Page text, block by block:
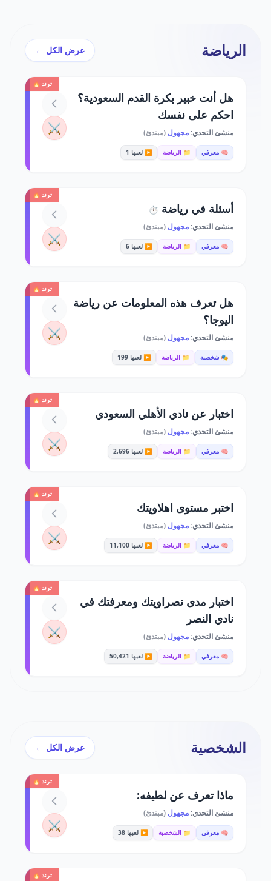
الرياضة عرض الكل ←
ترند 🔥
هل أنت خبير بكرة القدم السعودية؟
احكم على نفسك
منشئ التحدي:مجهول (مبتدئ)
🧠 معرفي 📁 الرياضة ▶️ لعبها 1
⚔️
ترند 🔥
أسئلة في رياضة ⏱️
منشئ التحدي:مجهول (مبتدئ)
🧠 معرفي 📁 الرياضة ▶️ لعبها 6 ⚔️
ترند 🔥
هل تعرف هذه المعلومات عن رياضة
اليوجا؟
منشئ التحدي:مجهول (مبتدئ)
🎭 شخصية 📁 الرياضة ▶️ لعبها 199
⚔️
ترند 🔥
اختبار عن نادي الأهلي السعودي
منشئ التحدي:مجهول (مبتدئ)
🧠 معرفي 📁 الرياضة ▶️ لعبها 2,696 ⚔️
ترند 🔥
اختبر مستوى اهلاويتك
منشئ التحدي:مجهول (مبتدئ)
🧠 معرفي 📁 الرياضة ▶️ لعبها 11,100 ⚔️
ترند 🔥
اختبار مدى نصراويتك ومعرفتك في
نادي النصر
منشئ التحدي:مجهول (مبتدئ)
🧠 معرفي 📁 الرياضة ▶️ لعبها 50,421
⚔️
الشخصية عرض الكل ←
ترند 🔥
ماذا تعرف عن لطيفه:
منشئ التحدي:مجهول (مبتدئ)
🧠 معرفي 📁 الشخصية ▶️ لعبها 38 ⚔️
ترند 🔥